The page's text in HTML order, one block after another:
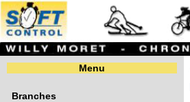
Menu
Branches